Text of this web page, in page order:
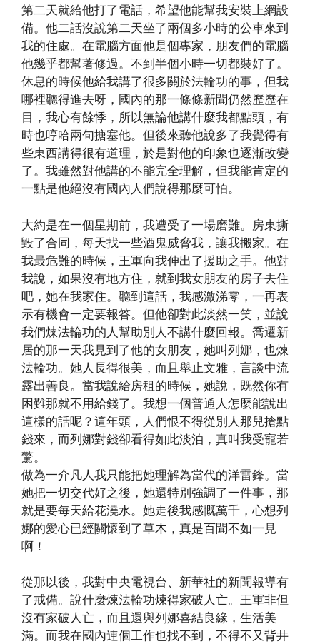
第二天就給他打了電話，希望他能幫我安裝上網設
備。他二話沒說第二天坐了兩個多小時的公車來到
我的住處。在電腦方面他是個專家，朋友們的電腦
他幾乎都幫著修過。不到半個小時一切都裝好了。
休息的時候他給我講了很多關於法輪功的事，但我
哪裡聽得進去呀，國內的那一條條新聞仍然歷歷在
目，我心有餘悸，所以無論他講什麼我都點頭，有
時也哼哈兩句搪塞他。但後來聽他說多了我覺得有
些東西講得很有道理，於是對他的印象也逐漸改變
了。我雖然對他講的不能完全理解，但我能肯定的
一點是他絕沒有國內人們說得那麼可怕。
大約是在一個星期前，我遭受了一場磨難。房東撕
毀了合同，每天找一些酒鬼威脅我，讓我搬家。在
我最危難的時候，王軍向我伸出了援助之手。他對
我說，如果沒有地方住，就到我女朋友的房子去住
吧，她在我家住。聽到這話，我感激涕零，一再表
示有機會一定要報答。但他卻對此淡然一笑，並說
我們煉法輪功的人幫助別人不講什麼回報。喬遷新
居的那一天我見到了他的女朋友，她叫列娜，也煉
法輪功。她人長得很美，而且舉止文雅，言談中流
露出善良。當我說給房租的時候，她說，既然你有
困難那就不用給錢了。我想一個普通人怎麼能說出
這樣的話呢？這年頭，人們恨不得從別人那兒搶點
錢來，而列娜對錢卻看得如此淡泊，真叫我受寵若
驚。
做為一介凡人我只能把她理解為當代的洋雷鋒。當
她把一切交代好之後，她還特別強調了一件事，那
就是要每天給花澆水。她走後我感慨萬千，心想列
娜的愛心已經關懷到了草木，真是百聞不如一見
啊！
從那以後，我對中央電視台、新華社的新聞報導有
了戒備。說什麼煉法輪功煉得家破人亡。王軍非但
沒有家破人亡，而且還與列娜喜結良緣，生活美
滿。而我在國內連個工作也找不到，不得不又背井